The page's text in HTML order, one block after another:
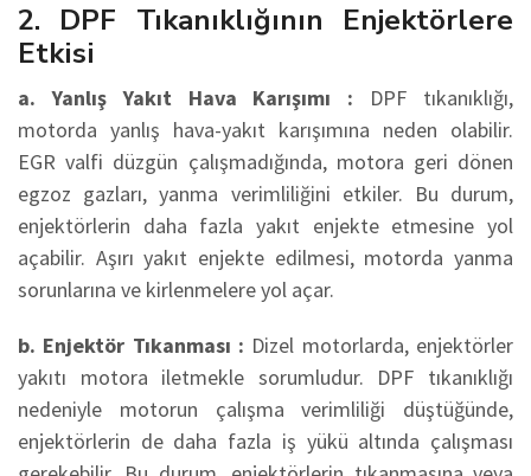
2. DPF Tıkanıklığının Enjektörlere
Etkisi
a. Yanlış Yakıt Hava Karışımı : DPF tıkanıklığı,
motorda yanlış hava-yakıt karışımına neden olabilir.
EGR valfi düzgün çalışmadığında, motora geri dönen
egzoz gazları, yanma verimliliğini etkiler. Bu durum,
enjektörlerin daha fazla yakıt enjekte etmesine yol
açabilir. Aşırı yakıt enjekte edilmesi, motorda yanma
sorunlarına ve kirlenmelere yol açar.
b. Enjektör Tıkanması : Dizel motorlarda, enjektörler
yakıtı motora iletmekle sorumludur. DPF tıkanıklığı
nedeniyle motorun çalışma verimliliği düştüğünde,
enjektörlerin de daha fazla iş yükü altında çalışması